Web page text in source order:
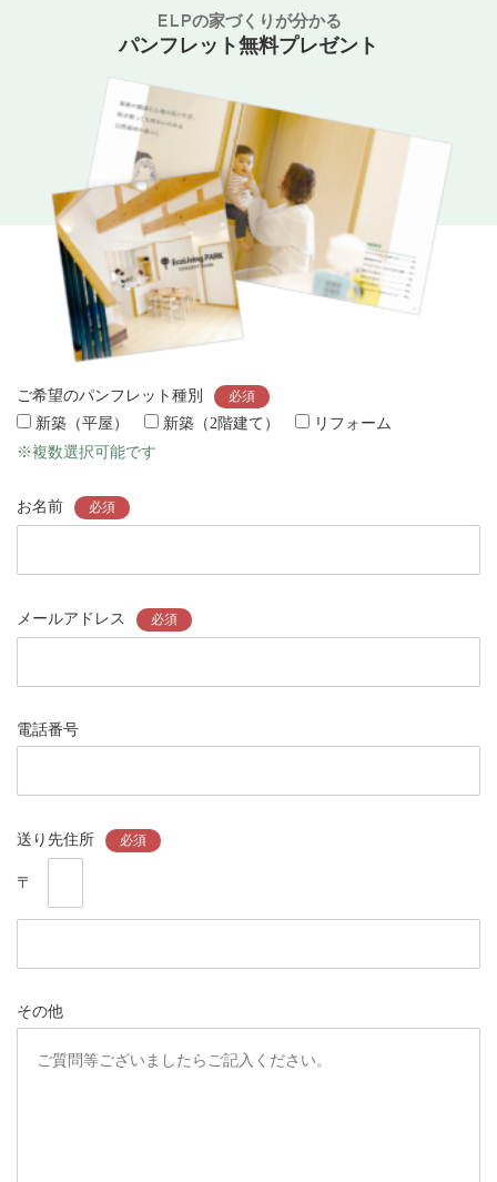
ELPの家づくりが分かる
パンフレット無料プレゼント
ご希望のパンフレット種別 必須
新築（平屋） 新築（2階建て） リフォーム
※複数選択可能です
お名前 必須
メールアドレス 必須
電話番号
送り先住所 必須
〒
その他